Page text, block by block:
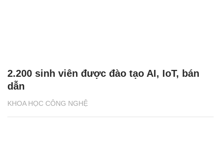
KHOA HỌC CÔNG NGHỆ
2.200 sinh viên được đào tạo AI, IoT, bán
dẫn